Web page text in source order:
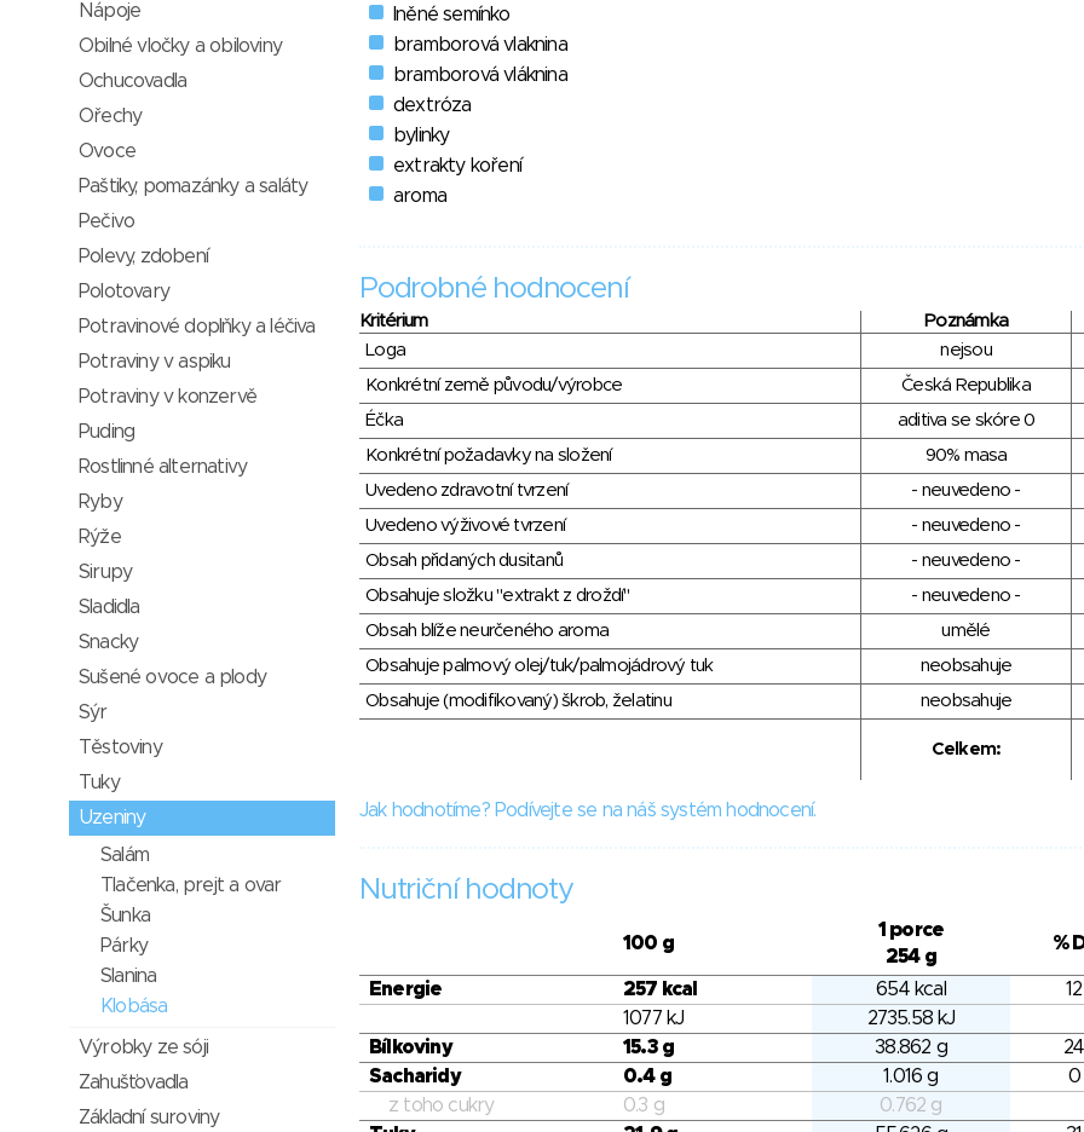
lněné semínko
bramborová vlaknina
bramborová vláknina
dextróza
bylinky
extrakty koření
aroma
Podrobné hodnocení
Kritérium Poznámka
Loga
nejsou
Konkrétní země původu/výrobce
Česká Republika
Éčka
aditiva se skóre 0
Konkrétní požadavky na složení
90% masa
Uvedeno zdravotní tvrzení
- neuvedeno -
Uvedeno výživové tvrzení
- neuvedeno -
Obsah přidaných dusitanů
- neuvedeno -
Obsahuje složku "extrakt z droždí"
- neuvedeno -
Obsah blíže neurčeného aroma
umělé
Obsahuje palmový olej/tuk/palmojádrový tuk
neobsahuje
Obsahuje (modifikovaný) škrob, želatinu
neobsahuje
Celkem:
Jak hodnotíme? Podívejte se na náš systém hodnocení.
Nutriční hodnoty
100 g
1 porce
254 g
%
Energie 257 kcal 654 kcal
1077 kJ
2735.58 kJ
Bílkoviny
15.3 g 38.862 g
Sacharidy
0.4 g 1.016 g
0
z toho cukry
0.3 g
0.762 g
Nápoje
Obilné vločky a obiloviny
Ochucovadla
Ořechy
Ovoce
Paštiky, pomazánky a saláty
Pečivo
Polevy, zdobení
Polotovary
Potravinové doplňky a léčiva
Potraviny v aspiku
Potraviny v konzervě
Puding
Rostlinné alternativy
Ryby
Rýže
Sirupy
Sladidla
Snacky
Sušené ovoce a plody
Sýr
Těstoviny
Tuky
Uzeniny
Salám
Tlačenka, prejt a ovar
Šunka
Párky
Slanina
Klobása
Výrobky ze sóji
Zahušťovadla
Základní suroviny